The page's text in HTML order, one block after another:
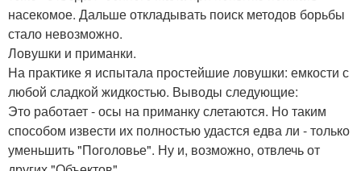
насекомое. Дальше откладывать поиск методов борьбы
стало невозможно.
Ловушки и приманки.
На практике я испытала простейшие ловушки: емкости с
любой сладкой жидкостью. Выводы следующие:
Это работает - осы на приманку слетаются. Но таким
способом извести их полностью удастся едва ли - только
уменьшить "Поголовье". Ну и, возможно, отвлечь от